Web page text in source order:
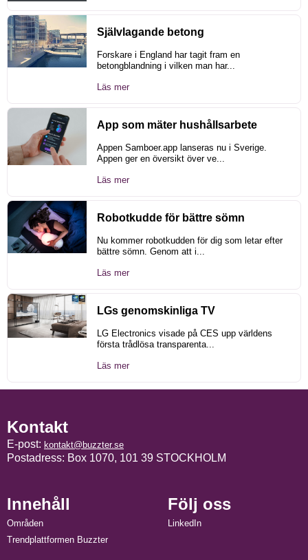
Självlagande betong
Forskare i England har tagit fram en
betongblandning i vilken man har...
Läs mer
App som mäter hushållsarbete
Appen Samboer.app lanseras nu i Sverige.
Appen ger en översikt över ve...
Läs mer
Robotkudde för bättre sömn
Nu kommer robotkudden för dig som letar efter
bättre sömn. Genom att i...
Läs mer
LGs genomskinliga TV
LG Electronics visade på CES upp världens
första trådlösa transparenta...
Läs mer
Kontakt
E-post: kontakt@buzzter.se
Postadress: Box 1070, 101 39 STOCKHOLM
Innehåll
Områden
Trendplattformen Buzzter
Följ oss
LinkedIn